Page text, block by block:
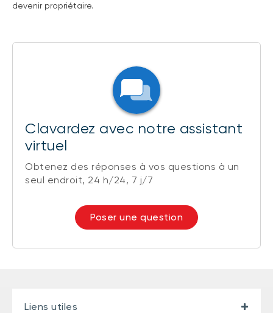
devenir propriétaire.
Clavardez avec notre assistant
virtuel
Obtenez des réponses à vos questions à un
seul endroit, 24 h/24, 7 j/7
Poser une question
Liens utiles